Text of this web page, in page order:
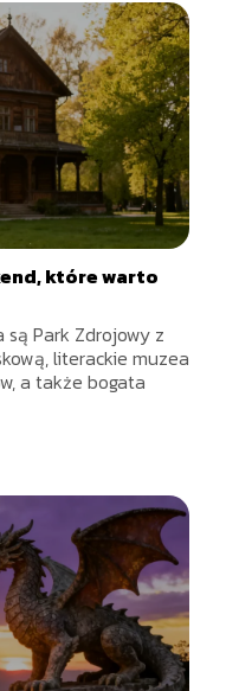
które warto
są Park Zdrojowy z
literackie muzea
a także bogata